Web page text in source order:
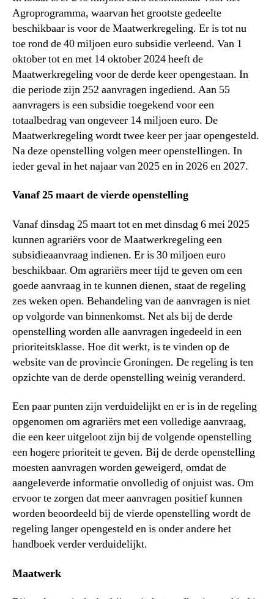
Agroprogramma, waarvan het grootste gedeelte
beschikbaar is voor de Maatwerkregeling. Er is tot nu
toe rond de 40 miljoen euro subsidie verleend. Van 1
oktober tot en met 14 oktober 2024 heeft de
Maatwerkregeling voor de derde keer opengestaan. In
die periode zijn 252 aanvragen ingediend. Aan 55
aanvragers is een subsidie toegekend voor een
totaalbedrag van ongeveer 14 miljoen euro. De
Maatwerkregeling wordt twee keer per jaar opengesteld.
Na deze openstelling volgen meer openstellingen. In
ieder geval in het najaar van 2025 en in 2026 en 2027.
Vanaf 25 maart de vierde openstelling
Vanaf dinsdag 25 maart tot en met dinsdag 6 mei 2025
kunnen agrariërs voor de Maatwerkregeling een
subsidieaanvraag indienen. Er is 30 miljoen euro
beschikbaar. Om agrariërs meer tijd te geven om een
goede aanvraag in te kunnen dienen, staat de regeling
zes weken open. Behandeling van de aanvragen is niet
op volgorde van binnenkomst. Net als bij de derde
openstelling worden alle aanvragen ingedeeld in een
prioriteitsklasse. Hoe dit werkt, is te vinden op de
website van de provincie Groningen. De regeling is ten
opzichte van de derde openstelling weinig veranderd.
Een paar punten zijn verduidelijkt en er is in de regeling
opgenomen om agrariërs met een volledige aanvraag,
die een keer uitgeloot zijn bij de volgende openstelling
een hogere prioriteit te geven. Bij de derde openstelling
moesten aanvragen worden geweigerd, omdat de
aangeleverde informatie onvolledig of onjuist was. Om
ervoor te zorgen dat meer aanvragen positief kunnen
worden beoordeeld bij de vierde openstelling wordt de
regeling langer opengesteld en is onder andere het
handboek verder verduidelijkt.
Maatwerk